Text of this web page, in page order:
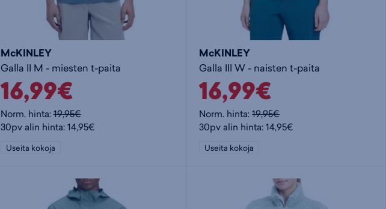
McKINLEY
Galla II M - miesten t-paita
16,99€
Norm. hinta:19,95€
30pv alin hinta: 14,95€
Useita kokoja
McKINLEY
Galla III W - naisten t-paita
16,99€
Norm. hinta:19,95€
30pv alin hinta: 14,95€
Useita kokoja